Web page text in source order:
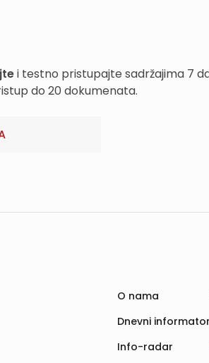
i testno pristupajte sadržajima 7
do 20 dokumenata.
O nama
Dnevni informator
Info-radar